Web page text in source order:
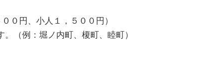
０円、小人１，５００円）
（例：堀ノ内町、榎町、睦町）